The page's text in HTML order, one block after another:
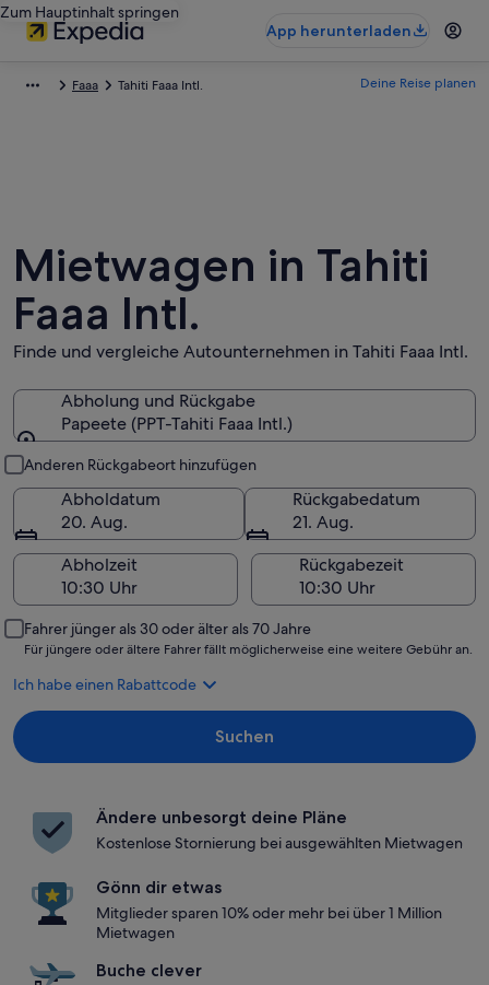
Zum Hauptinhalt springen
App herunterladen
Faaa Tahiti Faaa Intl. Deine Reise planen
Mietwagen in Tahiti
Faaa Intl.
Finde und vergleiche Autounternehmen in Tahiti Faaa Intl.
Abholung und Rückgabe
Papeete (PPT-Tahiti Faaa Intl.)
Anderen Rückgabeort hinzufügen
Abholdatum
20. Aug.
Rückgabedatum
21. Aug.
Abholzeit
Rückgabezeit
Fahrer jünger als 30 oder älter als 70 Jahre
Für jüngere oder ältere Fahrer fällt möglicherweise eine weitere Gebühr an.
Ich habe einen Rabattcode
Suchen
Ändere unbesorgt deine Pläne
Kostenlose Stornierung bei ausgewählten Mietwagen
Gönn dir etwas
Mitglieder sparen 10% oder mehr bei über 1 Million
Mietwagen
Buche clever